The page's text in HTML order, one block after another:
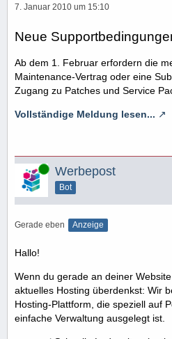
7. Januar 2010 um 15:10
Neue
Ab dem 1. Februar erfordern die
Maintenance-Vertrag oder eine
Zugang zu Patches und Service
Vollständige Meldung lesen...
Online Werbepost
Bot
Gerade eben Anzeige
Hallo!
Wenn du gerade an deiner
aktuelles Hosting überdenkst: Wir
Hosting-Plattform, die speziell auf
einfache Verwaltung ausgelegt ist.